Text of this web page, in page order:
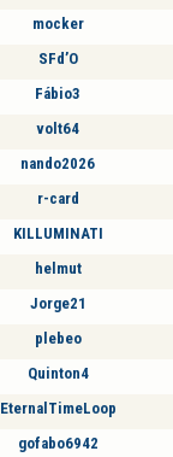
mocker
SFd’O
Fábio3
volt64
nando2026
r-card
KILLUMINATI
helmut
Jorge21
plebeo
Quinton4
EternalTimeLoop
gofabo6942